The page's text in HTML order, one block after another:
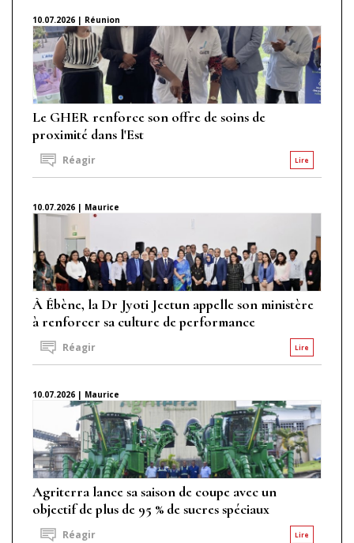
10.07.2026 | Réunion
Le GHER renforce son offre de soins de
proximité dans l'Est
Lire
Réagir
10.07.2026 | Maurice
À Ébène, la Dr Jyoti Jeetun appelle son ministère
à renforcer sa culture de performance
Lire
Réagir
10.07.2026 | Maurice
Agriterra lance sa saison de coupe avec un
objectif de plus de 95 % de sucres spéciaux
Lire
Réagir